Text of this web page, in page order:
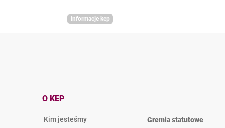
informacje kep
O KEP
Kim jesteśmy
Gremia statutowe